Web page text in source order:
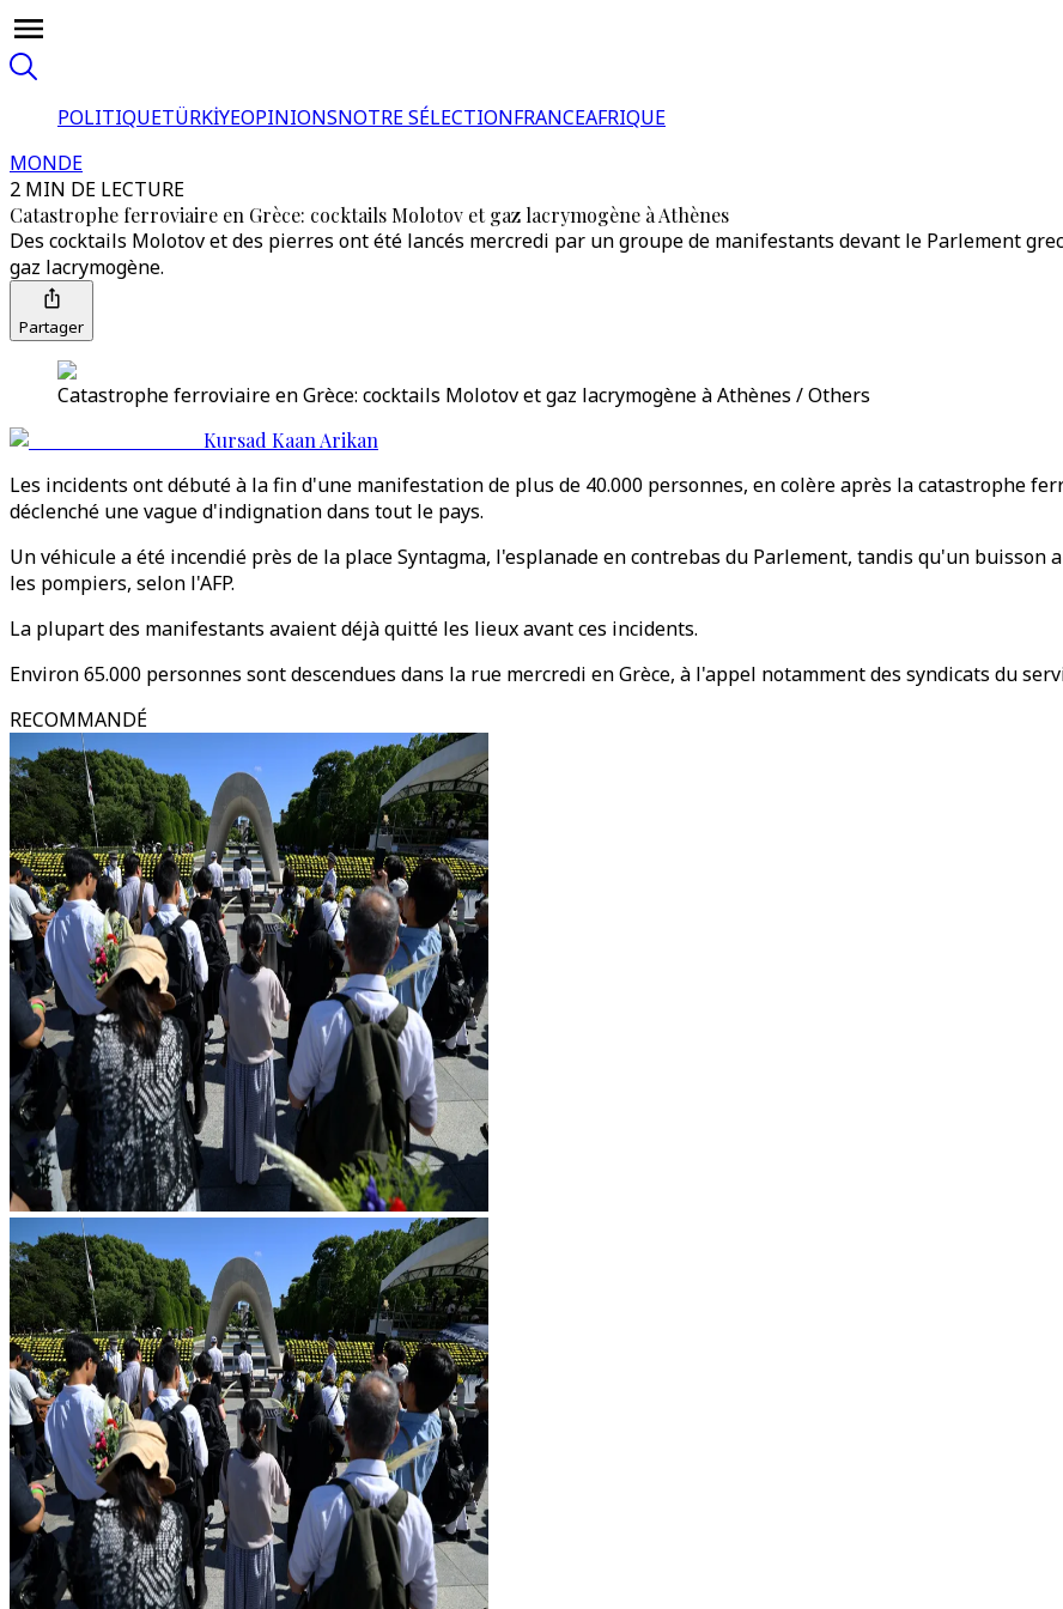
POLITIQUETÜRKİYEOPINIONSNOTRE SÉLECTIONFRANCEAFRIQUE
MONDE
2 MIN DE LECTURE
Catastrophe ferroviaire en Grèce: cocktails Molotov et gaz lacrymogène à Athènes
Des cocktails Molotov et des pierres ont été lancés mercredi par un groupe de manifestants devant le Parlement
gaz lacrymogène.
Partager
Catastrophe ferroviaire en Grèce: cocktails Molotov et gaz lacrymogène à Athènes / Others
Kursad Kaan Arikan
Les incidents ont débuté à la fin d'une manifestation de plus de 40.000 personnes, en colère après la catastrophe
déclenché une vague d'indignation dans tout le pays.
Un véhicule a été incendié près de la place Syntagma, l'esplanade en contrebas du Parlement, tandis qu'un
les pompiers, selon l'AFP.
La plupart des manifestants avaient déjà quitté les lieux avant ces incidents.
Environ 65.000 personnes sont descendues dans la rue mercredi en Grèce, à l'appel notamment des syndicats du
RECOMMANDÉ